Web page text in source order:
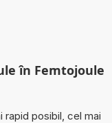
în Femtojoule
posibil, cel mai